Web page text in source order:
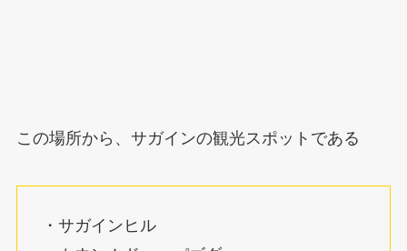
この場所から、サガインの観光スポットである
・サガインヒル